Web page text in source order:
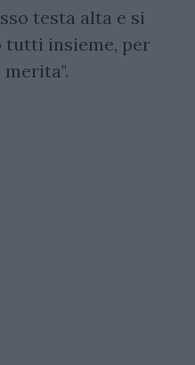
testa alta e si
insieme, per